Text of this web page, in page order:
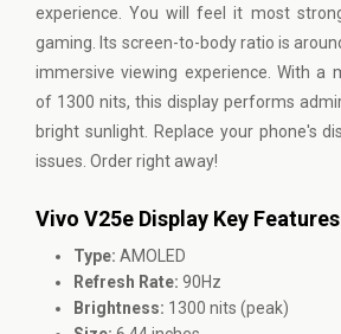
experience. You will feel it most
gaming. Its screen-to-body ratio is
immersive viewing experience. With a
of 1300 nits, this display performs
bright sunlight. Replace your phone's
issues. Order right away!
Vivo V25e Display Key
Type: AMOLED
Refresh Rate: 90Hz
Brightness: 1300 nits (peak)